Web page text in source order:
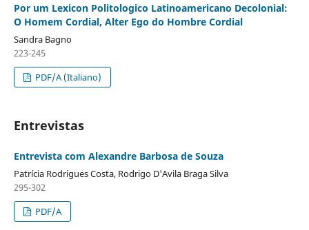
Por um Lexicon Politologico Latinoamericano Decolonial:
O Homem Cordial, Alter Ego do Hombre Cordial
Sandra Bagno
223-245
PDF/A (Italiano)
Entrevistas
Entrevista com Alexandre Barbosa de Souza
Patrícia Rodrigues Costa, Rodrigo D'Avila Braga Silva
295-302
PDF/A